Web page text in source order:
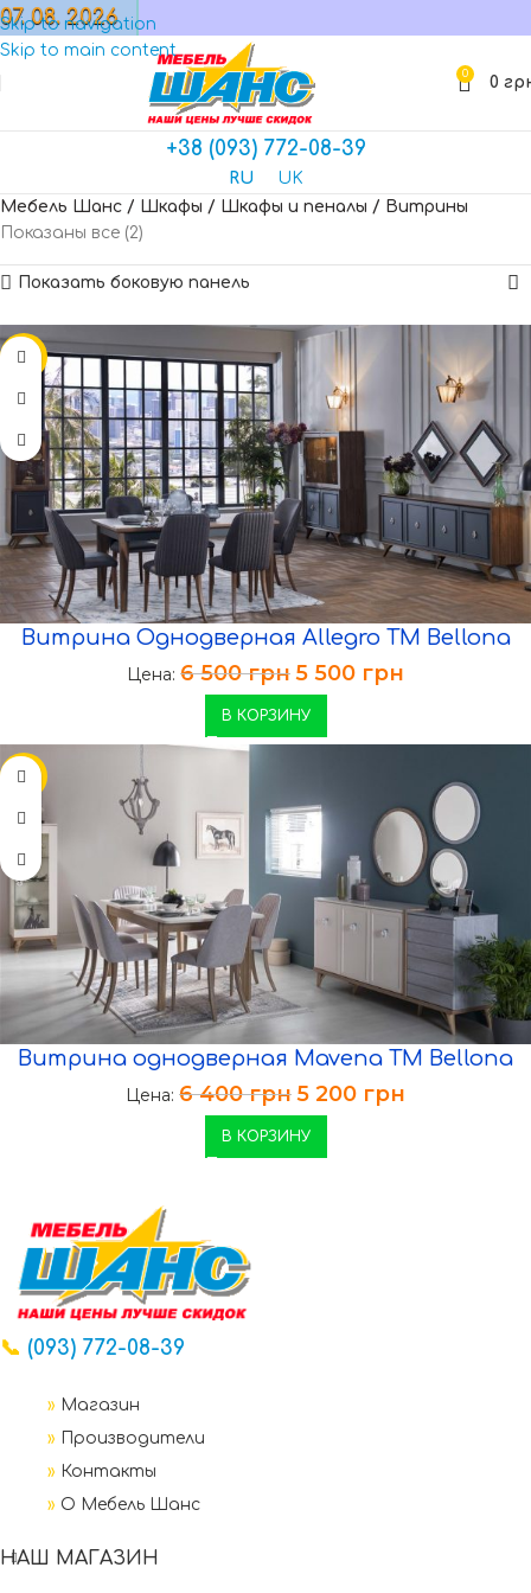
Skip to navigation
Skip to main content
МАГАЗИН
0 0
+38 (093) 772-08-39
RU
UK
Мебель Шанс / Шкафы / Шкафы и пеналы / Витрины
Показаны все (2)
Показать боковую панель
-15%
Витрина Однодверная Allegro TM Bellona
Цена: 6 500грн5 500 грн
В КОРЗИНУ
Витрина однодверная Mavena TM Bellona
Цена: 6 400грн5 200 грн
В КОРЗИНУ
📞 (093) 772-08-39
» Магазин
»
Производители
» Контакты
» О Мебель Шанс
НАШ МАГАЗИН
07. 08. 2026